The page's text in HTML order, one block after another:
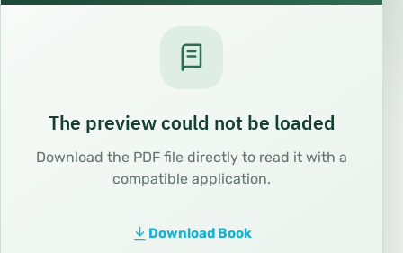
The preview could not be loaded
Download the PDF file directly to read it with a
compatible application.
Download Book